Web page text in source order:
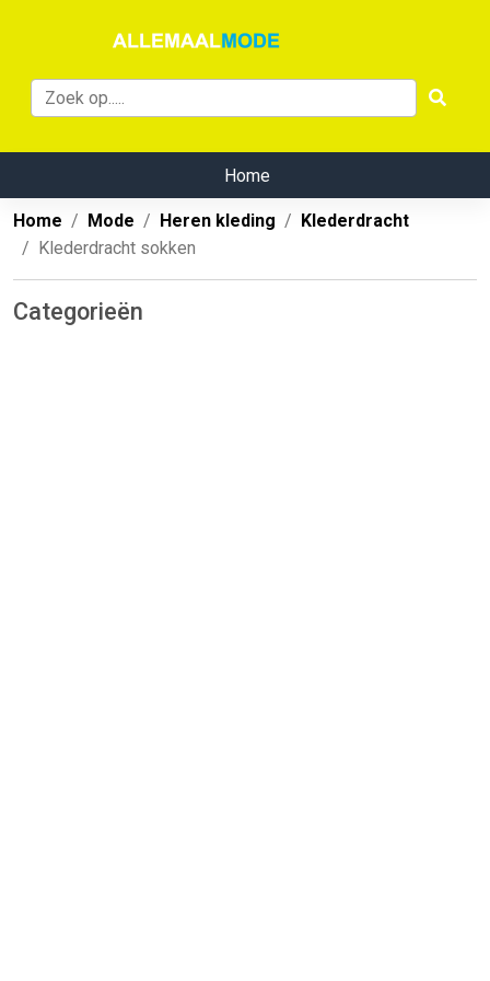
Home
Home Mode Heren kleding
Klederdracht
Klederdracht sokken
Categorieën